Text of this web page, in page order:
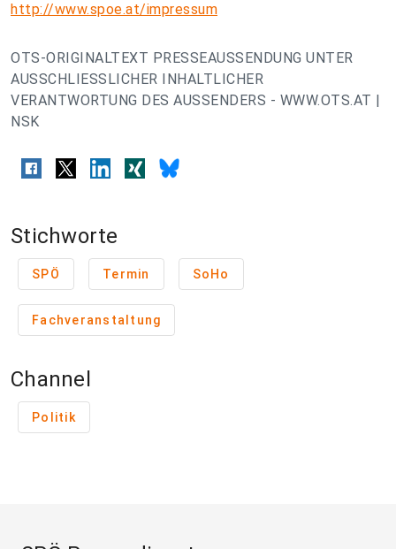
http://www.spoe.at/impressum
OTS-ORIGINALTEXT PRESSEAUSSENDUNG UNTER
AUSSCHLIESSLICHER INHALTLICHER
VERANTWORTUNG DES AUSSENDERS - WWW.OTS.AT |
NSK
Stichworte
SPÖ Termin SoHo
Fachveranstaltung
Channel
Politik